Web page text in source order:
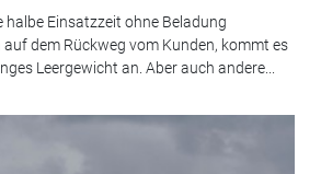
halbe Einsatzzeit ohne Beladung
dem Rückweg vom Kunden, kommt es
Leergewicht an. Aber auch andere...